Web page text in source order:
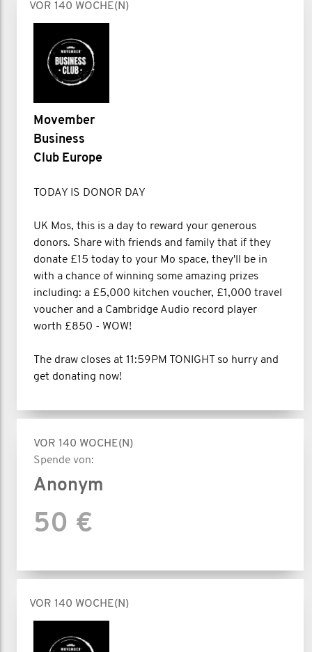
VOR 140 WOCHE(N)
Movember
Business
Club Europe
TODAY IS DONOR DAY
UK Mos, this is a day to reward your generous
donors. Share with friends and family that if they
donate £15 today to your Mo space, they'll be in
with a chance of winning some amazing prizes
including: a £5,000 kitchen voucher, £1,000 travel
voucher and a Cambridge Audio record player
worth £850 - WOW!
The draw closes at 11:59PM TONIGHT so hurry and
get donating now!
VOR 140 WOCHE(N)
Spende von:
Anonym
50 €
VOR 140 WOCHE(N)